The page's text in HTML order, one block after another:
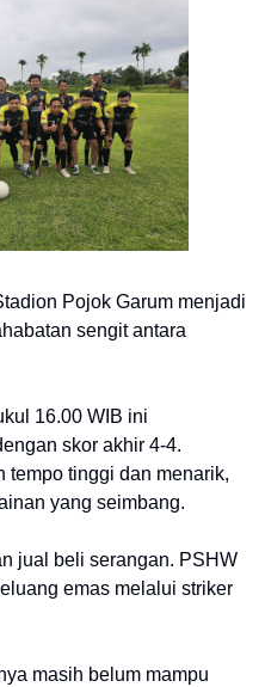
Pojok Garum menjadi
sengit antara
16.00 WIB ini
skor akhir 4-4.
tempo tinggi dan menarik,
yang seimbang.
jual beli serangan. PSHW
emas melalui striker
masih belum mampu